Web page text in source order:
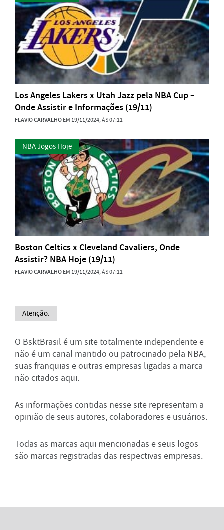
Los Angeles Lakers x Utah Jazz pela NBA Cup –
Onde Assistir e Informações (19/11)
FLAVIO CARVALHOEM 19/11/2024, ÀS 07:11
NBA Jogos Hoje
Boston Celtics x Cleveland Cavaliers, Onde
Assistir? NBA Hoje (19/11)
FLAVIO CARVALHOEM 19/11/2024, ÀS 07:11
Atenção:
O BsktBrasil é um site totalmente independente e
não é um canal mantido ou patrocinado pela NBA,
suas franquias e outras empresas ligadas a marca
não citados aqui.
As informações contidas nesse site representam a
opinião de seus autores, colaboradores e usuários.
Todas as marcas aqui mencionadas e seus logos
são marcas registradas das respectivas empresas.